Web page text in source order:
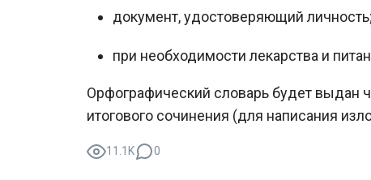
документ, удостоверяющий личность;
при необходимости лекарства и
Орфографический словарь будет
итогового сочинения (для написания
11.1K 0